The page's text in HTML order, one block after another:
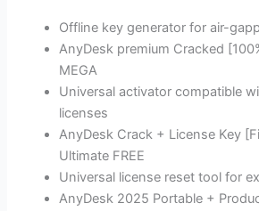
Offline key generator for air-
AnyDesk premium Cracked
MEGA
Universal activator compatible
licenses
AnyDesk Crack + License Key
Ultimate FREE
Universal license reset tool for
AnyDesk 2025 Portable +